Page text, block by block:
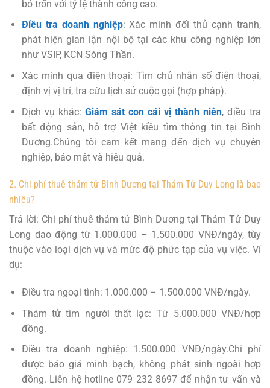
bỏ trốn với tỷ lệ thành công cao.
Điều tra doanh nghiệp: Xác minh đối thủ cạnh tranh,
phát hiện gian lận nội bộ tại các khu công nghiệp lớn
như VSIP, KCN Sóng Thần.
Xác minh qua điện thoại: Tìm chủ nhân số điện thoại,
định vị vị trí, tra cứu lịch sử cuộc gọi (hợp pháp).
Dịch vụ khác: Giám sát con cái vị thành niên, điều tra
bất động sản, hỗ trợ Việt kiều tìm thông tin tại Bình
Dương.Chúng tôi cam kết mang đến dịch vụ chuyên
nghiệp, bảo mật và hiệu quả.
2. Chi phí thuê thám tử Bình Dương tại Thám Tử Duy Long là bao
nhiêu?
Trả lời: Chi phí thuê thám tử Bình Dương tại Thám Tử Duy
Long dao động từ 1.000.000 – 1.500.000 VNĐ/ngày, tùy
thuộc vào loại dịch vụ và mức độ phức tạp của vụ việc. Ví
dụ:
Điều tra ngoại tình: 1.000.000 – 1.500.000 VNĐ/ngày.
Thám tử tìm người thất lạc: Từ 5.000.000 VNĐ/hợp
đồng.
Điều tra doanh nghiệp: 1.500.000 VNĐ/ngày.Chi phí
được báo giá minh bạch, không phát sinh ngoài hợp
đồng. Liên hệ hotline 079 232 8697 để nhận tư vấn và